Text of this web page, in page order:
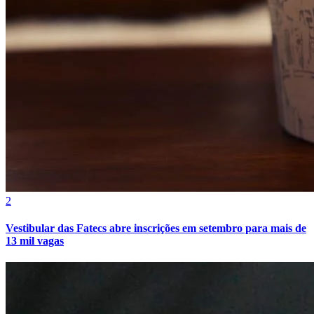
2
Vestibular das Fatecs abre inscrições em setembro para mais de
13 mil vagas